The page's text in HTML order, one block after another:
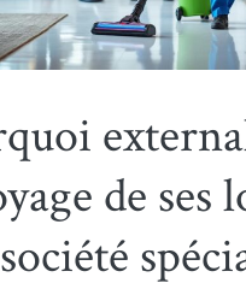
de ses